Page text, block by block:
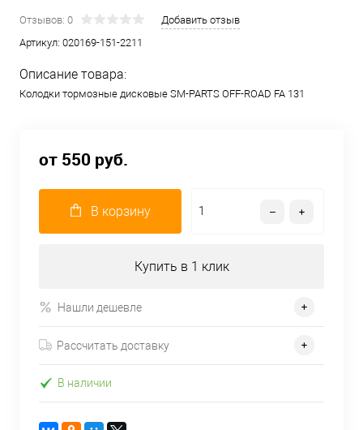
Отзывов: 0
Добавить отзыв
Артикул: 020169-151-2211
Описание товара:
Колодки тормозные дисковые SM-PARTS OFF-ROAD FA 131
от 550 руб.
В корзину
Купить в 1 клик
Нашли дешевле
Рассчитать доставку
В наличии